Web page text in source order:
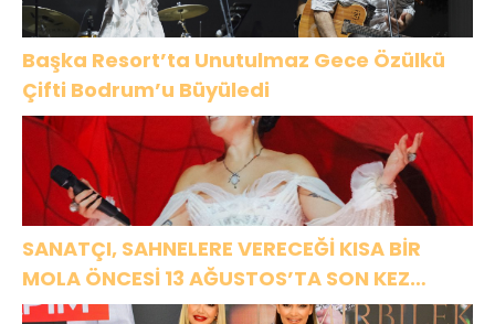
Başka Resort’ta Unutulmaz Gece Özülkü
Çifti Bodrum’u Büyüledi
SANATÇI, SAHNELERE VERECEĞİ KISA BİR
MOLA ÖNCESİ 13 AĞUSTOS’TA SON KEZ
HARBİYE’DE OLACAK!